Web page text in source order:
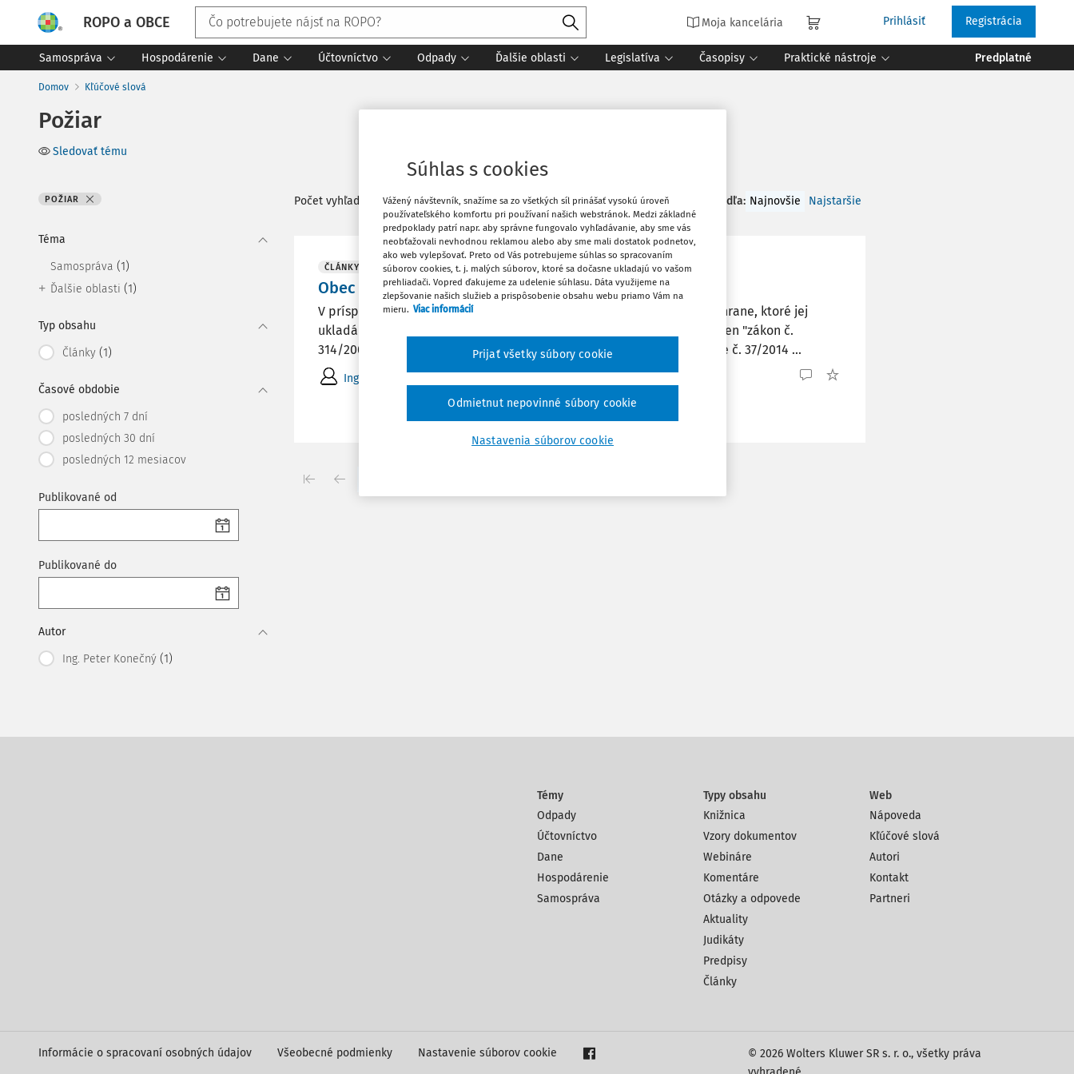
ROPO a OBCE Moja kancelária Prihlásiť Registrácia
Samospráva Hospodárenie Dane Účtovníctvo Odpady Ďalšie oblasti Legislatíva Časopisy Praktické nástroje Predplatné
Domov Kľúčové slová
Požiar
Sledovať tému
POŽIAR
Téma
Samospráva (1)
Ďalšie oblasti (1)
Typ obsahu
Články (1)
Časové obdobie
posledných 7 dní
posledných 30 dní
posledných 12 mesiacov
Publikované od
Publikované do
Autor
Ing. Peter Konečný (1)
Počet vyhľadaných dokumentov: 1 Zoradiť podľa: Najnovšie Najstaršie
ČLÁNKY
Obec a ochrana pred požiarmi
V príspevku chcem upozorniť na povinnosti obcí pri protipožiarnej ochrane, ktoré jej
ukladá zákon č. 314/2001 Z.z. o ochrane pred požiarmi v z. n. p. (ďalej len "zákon č.
314/2001 Z.z."). Niektoré úlohy obcí sú podrobnejšie upravené v zákone č. 37/2014 ...
Ing. Peter Konečný
Témy
Odpady
Účtovníctvo
Dane
Hospodárenie
Samospráva
Typy obsahu
Knižnica
Vzory dokumentov
Webináre
Komentáre
Otázky a odpovede
Aktuality
Judikáty
Predpisy
Články
Web
Nápoveda
Kľúčové slová
Autori
Kontakt
Partneri
© 2026 Wolters Kluwer SR s. r. o., všetky práva
Informácie o spracovaní osobných údajov Všeobecné podmienky Nastavenie súborov cookie
Súhlas s cookies
Vážený návštevník, snažíme sa zo všetkých síl prinášať vysokú úroveň
používateľského komfortu pri používaní našich webstránok. Medzi základné
predpoklady patrí napr. aby správne fungovalo vyhľadávanie, aby sme vás
neobťažovali nevhodnou reklamou alebo aby sme mali dostatok podnetov,
ako web vylepšovať. Preto od Vás potrebujeme súhlas so spracovaním
súborov cookies, t. j. malých súborov, ktoré sa dočasne ukladajú vo vašom
prehliadači. Vopred ďakujeme za udelenie súhlasu. Dáta využijeme na
zlepšovanie našich služieb a prispôsobenie obsahu webu priamo Vám na
mieru. Viac informácií
Nastavenia súborov cookie
Odmietnut nepovinné súbory cookie
Prijať všetky súbory cookie